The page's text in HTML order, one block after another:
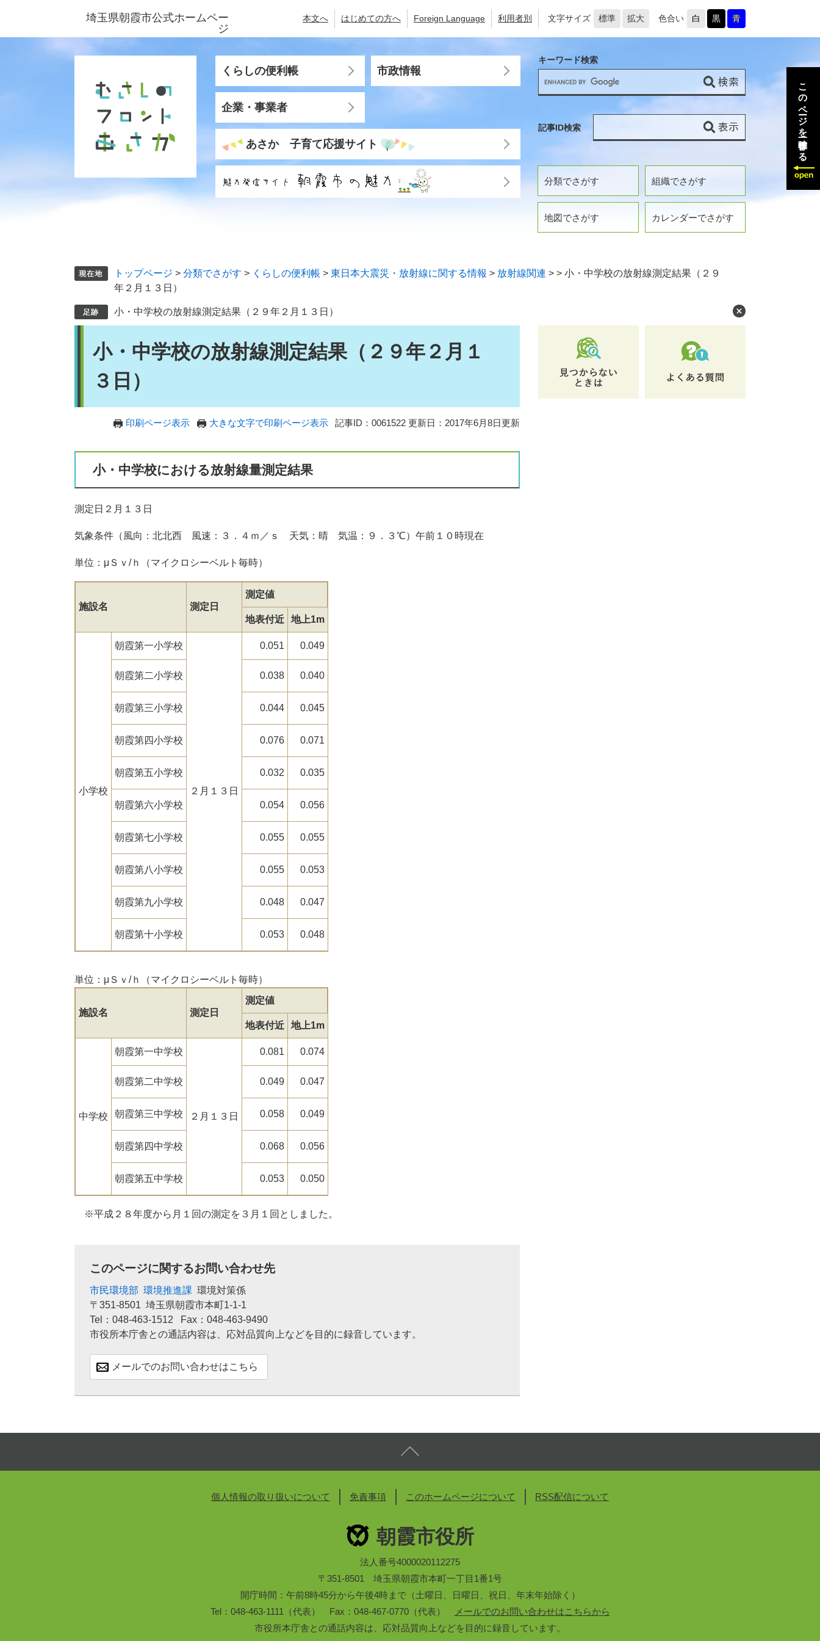
ジ
ュ
埼玉県朝霞市公式ホームペー
ジ
本文へ はじめての方へ Foreign Language 利用者別 文字サイズ 標準 拡大 色合い 白 黒 青
くらしの便利帳 市政情報
企業・事業者
あさか 子育て応援サイト
分類でさがす 組織でさがす
地図でさがす カレンダーでさがす
キーワード検索
記事ID検索
トップページ > 分類でさがす > くらしの便利帳 > 東日本大震災・放射線に関する情報 > 放射線関連 > > 小・中学校の放射線測定結果（２９
年２月１３日）
小・中学校の放射線測定結果（２９年２月１３日）
小・中学校の放射線測定結果（２９年２月１
３日）
印刷ページ表示 大きな文字で印刷ページ表示 記事ID：0061522 更新日：2017年6月8日更新
小・中学校における放射線量測定結果
測定日２月１３日
気象条件（風向：北北西 風速：３．４ｍ／ｓ 天気：晴 気温：９．３℃）午前１０時現在
単位：μＳｖ/ｈ（マイクロシーベルト毎時）
施設名 測定日
測定値
地表付近 地上1m
小学校
朝霞第一小学校
２月１３日
0.051 0.049
朝霞第二小学校 0.038 0.040
朝霞第三小学校 0.044 0.045
朝霞第四小学校 0.076 0.071
朝霞第五小学校 0.032 0.035
朝霞第六小学校 0.054 0.056
朝霞第七小学校 0.055 0.055
朝霞第八小学校 0.055 0.053
朝霞第九小学校 0.048 0.047
朝霞第十小学校 0.053 0.048
単位：μＳｖ/ｈ（マイクロシーベルト毎時）
施設名 測定日
測定値
地表付近 地上1m
中学校
朝霞第一中学校
２月１３日
0.081 0.074
朝霞第二中学校 0.049 0.047
朝霞第三中学校 0.058 0.049
朝霞第四中学校 0.068 0.056
朝霞第五中学校 0.053 0.050
※平成２８年度から月１回の測定を３月１回としました。
このページに関するお問い合わせ先
市民環境部 環境推進課 環境対策係
〒351-8501 埼玉県朝霞市本町1-1-1
Tel：048-463-1512
Fax：048-463-9490
市役所本庁舎との通話内容は、応対品質向上などを目的に録音しています。
メールでのお問い合わせはこちら
個人情報の取り扱いについて 免責事項 このホームページについて RSS配信について
朝霞市役所
法人番号4000020112275
〒351-8501 埼玉県朝霞市本町一丁目1番1号
開庁時間：午前8時45分から午後4時まで（土曜日、日曜日、祝日、年末年始除く）
Tel：048-463-1111（代表） Fax：048-467-0770（代表）
メールでのお問い合わせはこちらから
市役所本庁舎との通話内容は、応対品質向上などを目的に録音しています。
このページを一時保存する